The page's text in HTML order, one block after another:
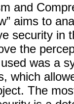
and
aims to
security in
the
was a
which
The